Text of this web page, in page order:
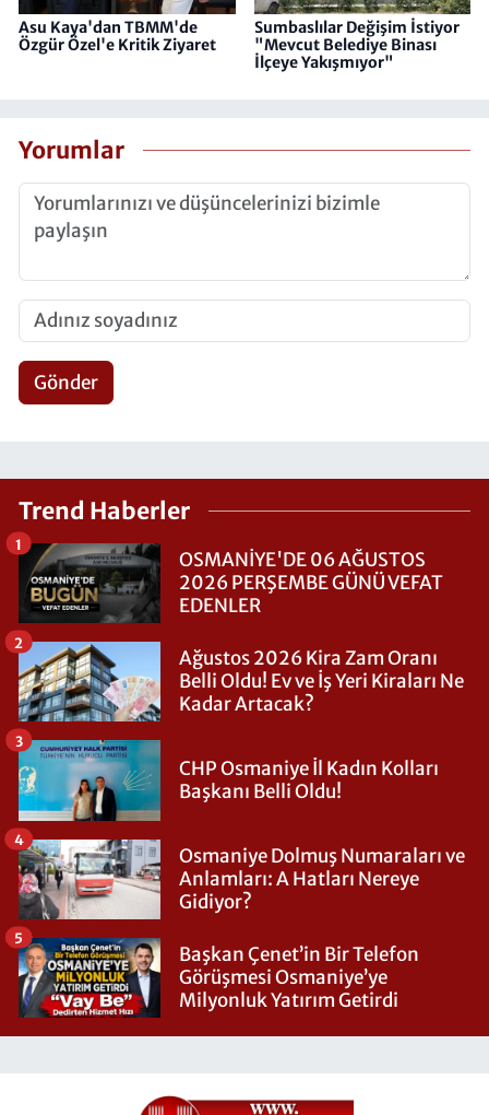
Asu Kaya'dan TBMM'de
Özgür Özel'e Kritik Ziyaret
Sumbaslılar Değişim İstiyor
"Mevcut Belediye Binası
İlçeye Yakışmıyor"
Yorumlar
Gönder
Trend Haberler
OSMANİYE'DE 06 AĞUSTOS
2026 PERŞEMBE GÜNÜ VEFAT
EDENLER
1
Ağustos 2026 Kira Zam Oranı
Belli Oldu! Ev ve İş Yeri Kiraları Ne
Kadar Artacak?
2
CHP Osmaniye İl Kadın Kolları
Başkanı Belli Oldu!
3
Osmaniye Dolmuş Numaraları ve
Anlamları: A Hatları Nereye
Gidiyor?
4
Başkan Çenet’in Bir Telefon
Görüşmesi Osmaniye’ye
Milyonluk Yatırım Getirdi
5